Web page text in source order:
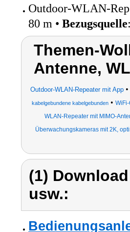
Outdoor-WLAN-
80 m • Bezugsquelle
Themen-
Antenne,
Outdoor-WLAN-Repeater mit App•
kabelgebundene kabelgebunden •
WLAN-Repeater mit MIMO-
Überwachungskameras mit 2K,
(1)
usw.: